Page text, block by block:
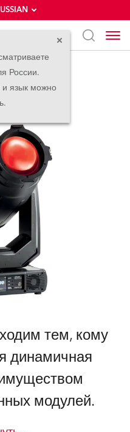
России.
и язык можно
PC
тем, кому
динамичная
модулей.